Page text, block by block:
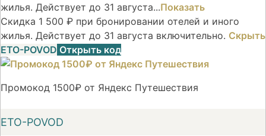
жилья. Действует до 31 августа...Показать
Скидка 1 500 ₽ при бронировании отелей и иного
жилья. Действует до 31 августа включительно. Скрыть
ETO-POVOD Открыть код
Промокод 1500₽ от Яндекс Путешествия
ETO-POVOD